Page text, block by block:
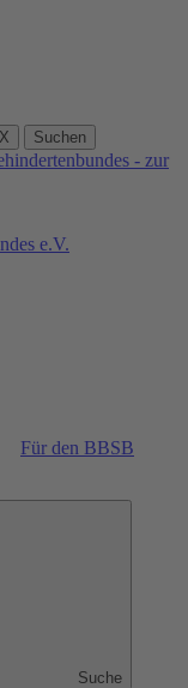
X Suchen
e.V.
Für den BBSB
Suche